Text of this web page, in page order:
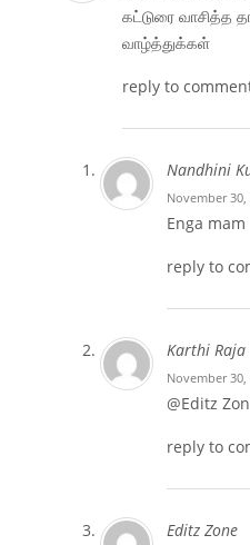
கட்டுரை வாசித்த
வாழ்த்துக்கள்
reply to
Nandhini
November 30,
Enga mam
reply to
Karthi Raja
November 30,
@Editz
reply to
Editz Zone